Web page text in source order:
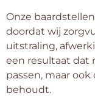
Onze
doordat wij
uitstraling,
een resultaat dat
passen, maar
behoudt.